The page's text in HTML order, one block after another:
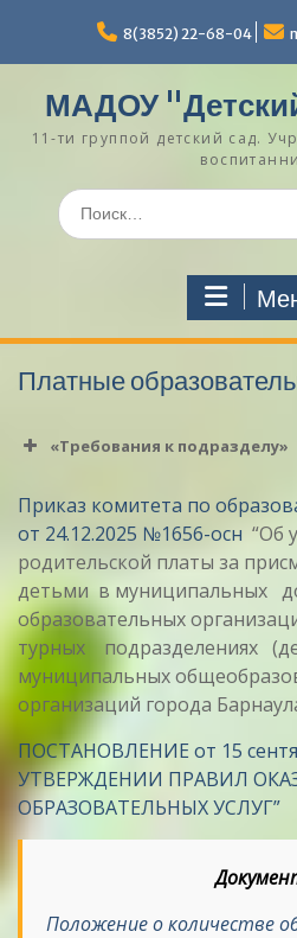
содержимому
8(3852) 22-68-04
МАДОУ
11-ти группой детский сад.
Поиск
по:
Платные
«Требования к подразделу»
Приказ комитета по
от 24.12.2025 №1656-осн “Об
родительской платы за
детьми в муниципальных
образовательных
турных подразделениях
муниципальных
организаций города
ПОСТАНОВЛЕНИЕ от 15
УТВЕРЖДЕНИИ ПРАВИЛ
ОБРАЗОВАТЕЛЬНЫХ УСЛУГ”
Положение о количестве